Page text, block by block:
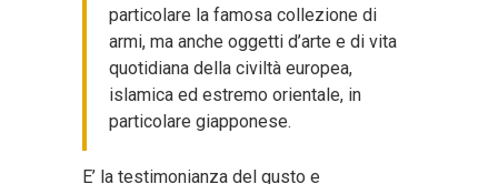
particolare la famosa collezione di
armi, ma anche oggetti d’arte e di vita
quotidiana della civiltà europea,
islamica ed estremo orientale, in
particolare giapponese.
E’ la testimonianza del gusto e